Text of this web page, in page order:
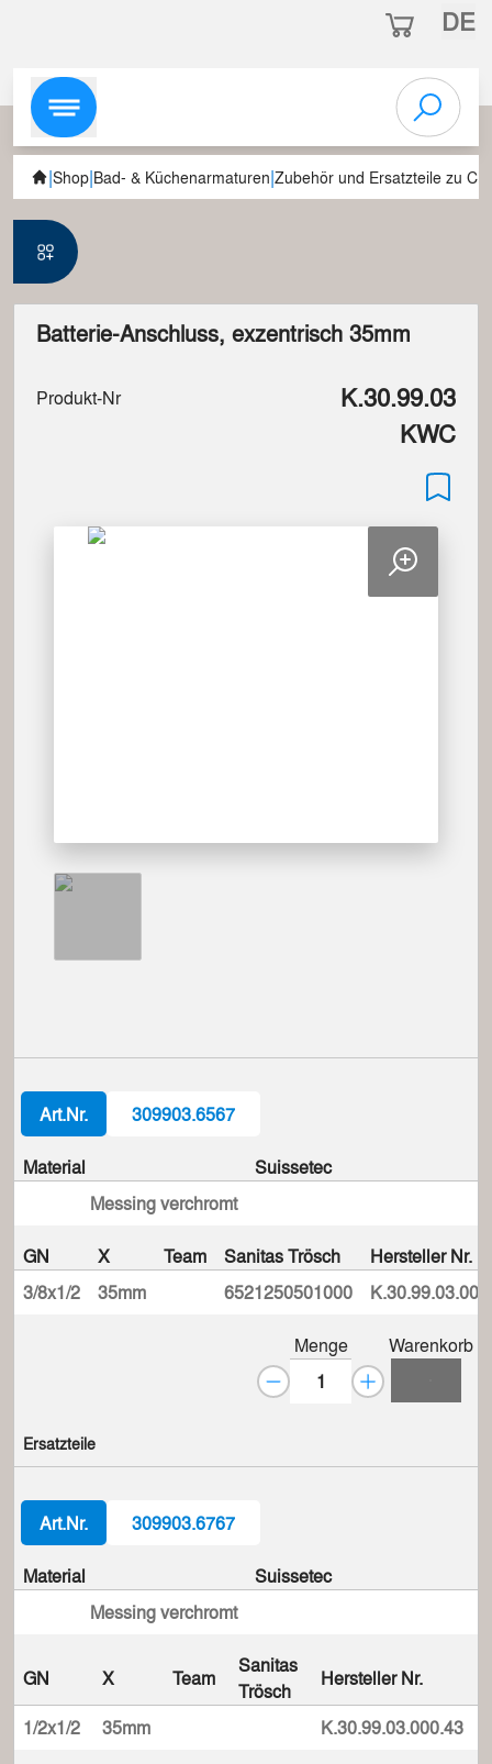
DE
|Shop|Bad- & Küchenarmaturen|Zubehör und Ersatzteile zu
Batterie-Anschluss, exzentrisch 35mm
Produkt-Nr
K.30.99.03
KWC
Art.Nr. 309903.6567
Material
Messing verchromt
Suissetec
GN X Team Sanitas Trösch
Hersteller Nr.
3/8x1/2
35mm 6521250501000
Menge Warenkorb
Ersatzteile
Art.Nr. 309903.6767
Material
Messing verchromt
Suissetec
GN X Team
Sanitas
Trösch
Hersteller Nr.
1/2x1/2
35mm K.30.99.03.000.43